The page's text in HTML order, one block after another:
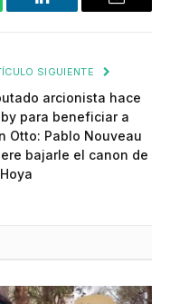
LinkedIn Email
SIGUIENTE
arcionista hace
para beneficiar a
Otto: Pablo Nouveau
bajarle el canon de